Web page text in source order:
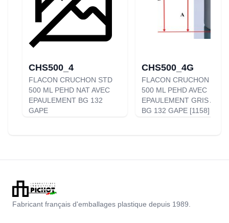
CHS500_4
FLACON CRUCHON STD
500 ML PEHD NAT AVEC
EPAULEMENT BG 132
GAPE
CHS500_4G
FLACON CRUCHON STD
500 ML PEHD AVEC
EPAULEMENT GRIS ALU
BG 132 GAPE [1158]
Fabricant français d'emballages plastique depuis 1989.